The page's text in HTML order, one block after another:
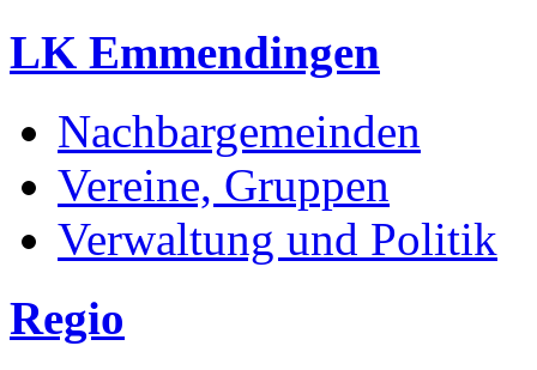
LK Emmendingen
Nachbargemeinden
Vereine, Gruppen
Verwaltung und Politik
Regio